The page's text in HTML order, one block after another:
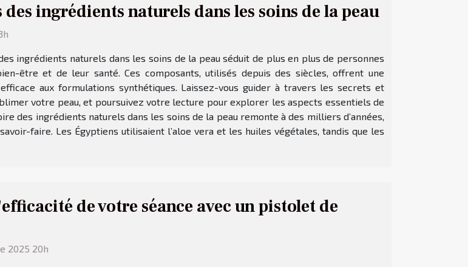
ingrédients naturels dans les soins de la peau
ingrédients naturels dans les soins de la peau séduit de plus en plus de personnes
être et de leur santé. Ces composants, utilisés depuis des siècles, offrent une
aux formulations synthétiques. Laissez-vous guider à travers les secrets et
votre peau, et poursuivez votre lecture pour explorer les aspects essentiels de
des ingrédients naturels dans les soins de la peau remonte à des milliers d’années,
faire. Les Égyptiens utilisaient l’aloe vera et les huiles végétales, tandis que les
de votre séance avec un pistolet de
2025 20h